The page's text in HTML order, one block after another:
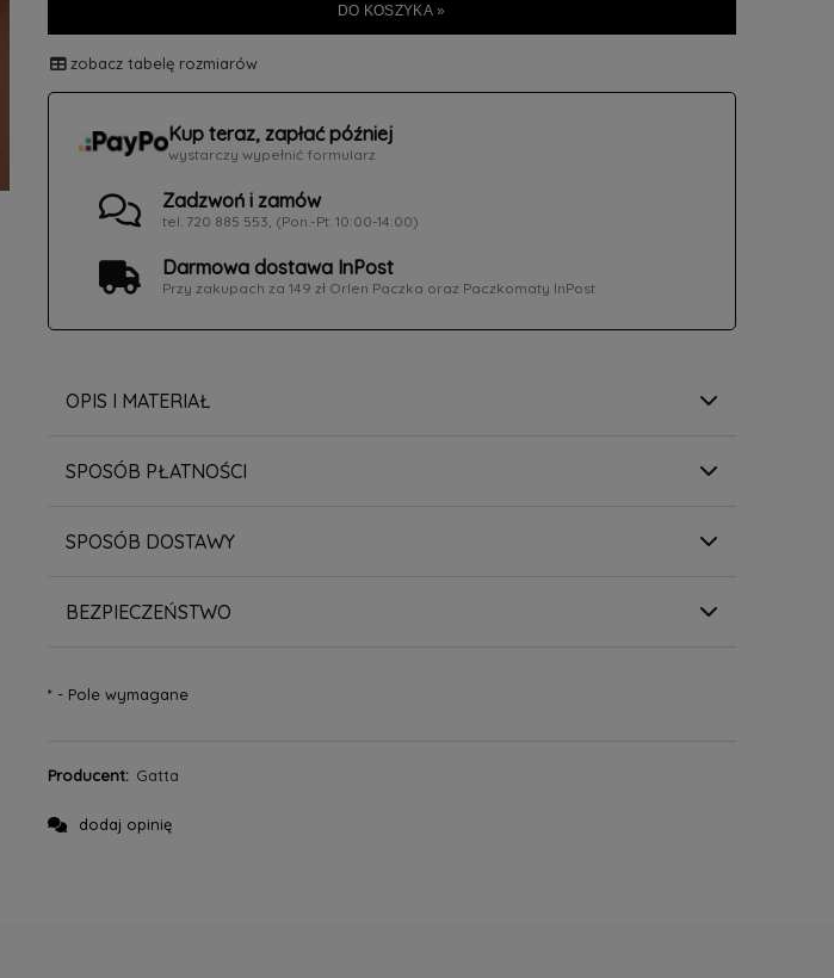
DO KOSZYKA »
zobacz tabelę rozmiarów
Kup teraz, zapłać później
wystarczy wypełnić formularz
Zadzwoń i zamów
tel. 720 885 553, (Pon.-Pt. 10:00-14:00)
Darmowa dostawa InPost
Przy zakupach za 149 zł Orlen Paczka oraz Paczkomaty InPost
OPIS I MATERIAŁ
SPOSÓB PŁATNOŚCI
SPOSÓB DOSTAWY
BEZPIECZEŃSTWO
*- Pole wymagane
Producent: Gatta
dodaj opinię